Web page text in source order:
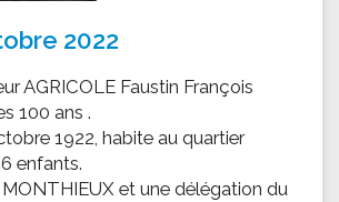
2022
AGRICOLE Faustin François
100 ans .
1922, habite au quartier
enfants.
et une délégation du